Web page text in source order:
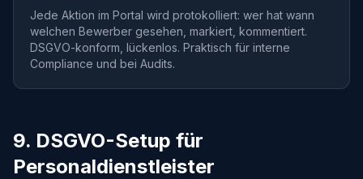
Jede Aktion im Portal wird protokolliert: wer hat wann
welchen Bewerber gesehen, markiert, kommentiert.
DSGVO-konform, lückenlos. Praktisch für interne
Compliance und bei Audits.
9. DSGVO-Setup für
Personaldienstleister